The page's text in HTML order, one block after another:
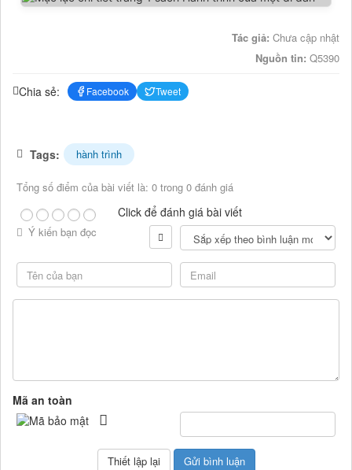
Tác giả: Chưa cập nhật
Nguồn tin: Q5390
Chia sẻ: Facebook Tweet
Tags: hành trình
Tổng số điểm của bài viết là: 0 trong 0 đánh giá
Click để đánh giá bài viết
Ý kiến bạn đọc
Mã an toàn